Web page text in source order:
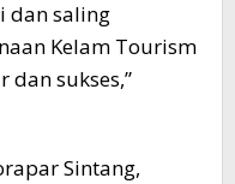
dan saling
Kelam Tourism
dan sukses,”
Sintang,